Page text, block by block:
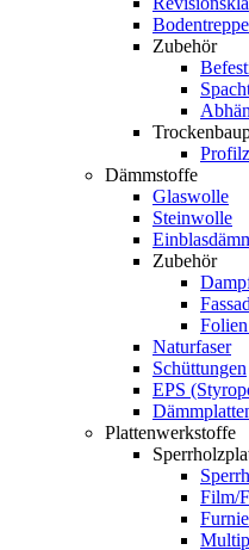
Zubehör
Dämmstoffe
Glaswolle
Steinwolle
Zubehör
Naturfaser
Schüttungen
EPS
Plattenwerkstoffe
Film/